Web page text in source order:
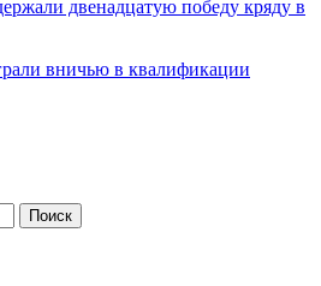
двенадцатую победу кряду в
вничью в квалификации